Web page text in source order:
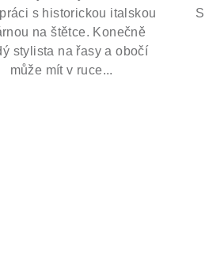
s historickou italskou
na štětce. Konečně
stylista na řasy a obočí
může mít v ruce...